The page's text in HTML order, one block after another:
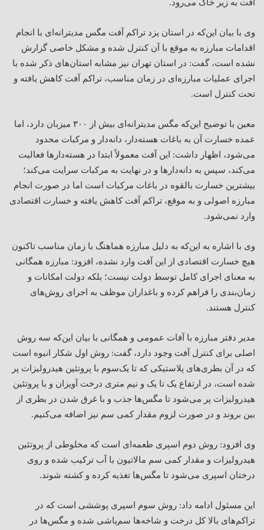
آفت به زیر خاک می‌رود.
وی با بیان این‌که در استان یزد تراکم آفت مگس مدیترانه‌ای با انجام
اقدامات مبارزه‌ به موقع با آن کنترل شده و مشکل خاصی گزارش
نشده است، گفت: در استان تهران نیز مشابه استان‌های ذکر شده با
اجرای عملیات مبارزه‌ای در زمان مناسب، تراکم آفت کاهش یافته و
تحت کنترل است.
معین با توضیح این‌که مگس مدیترانه‌ای بیش از ۳۰۰ میزبان دارد، اما
عمده خسارت آن به باغات هسته‌دار، دانه‌دار و مرکبات محدود
می‌شود، اظهار داشت: این آفت معمولاً ابتدا در هسته‌دارها فعالیت
می‌کند، سپس به دانه‌دارها و در نهایت به مرکبات سرایت می‌کند؛
بیشترین خسارت بالقوه در باغات مرکبات است اما در صورت انجام
مبارزه اصولی و به موقع، تراکم آفت کاهش یافته و خسارت اقتصادی
وارد نمی‌شود.
وی با اشاره به این‌که به دلیل مبارزه هماهنگ با زمان مناسب تاکنون
هیچ خسارت اقتصادی از این آفت وارد نشده، افزود: مبارزه همگانی
به معنای اجرای کامل توسط دولت نیست؛ بلکه دولت امکانات و
زمان‌بندی را فراهم کرده و باغداران موظف به اجرای روش‌های
کنترل هستند.
مدیر دفتر مبارزه با آفات عمومی و همگانی با بیان این‌که سه روش
اصلی برای کنترل آفت وجود دارد، گفت: روش اول شکار انبوه است
که در آن بطری‌های پلاستیکی که تا یک‌سوم با پروتئین هیدرولیزات پر
شده‌ است، در ارتفاع یک تا یک و نیم متری درخت آویزان و با پروتئین
هیدرولیزات پر می‌شود تا مگس‌ها جذب و با غرق شدن در بطری از
بین بروند و در صورت لزوم مقدار کمی سم نیز اضافه می‌کنیم.
وی افزود: روش دوم اسپری طعمه‌ای است که مخلوطی از پروتئین
هیدرولیزات و مقدار کمی سم مالاتیون با آب ترکیب شده و روی
درختان اسپری می‌شود تا مگس‌ها تغذیه کرده و کشته شوند.
این مسئول ادامه داد: روش سوم اسپری پوششی است که در
تراکم‌های بالا کل درخت و شاخه‌ها سم‌پاشی شده و مگس‌ها در